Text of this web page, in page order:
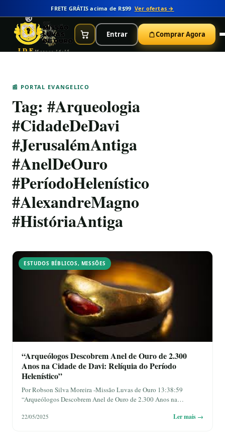
FRETE GRÁTIS acima de R$99 Ver ofertas →
IDEMarcos 16:15
Entrar Comprar Agora
📰 PORTAL EVANGELICO
Tag: #Arqueologia
#CidadeDeDavi
#JerusalémAntiga
#AnelDeOuro
#PeríodoHelenístico
#AlexandreMagno
#HistóriaAntiga
ESTUDOS BÍBLICOS, MISSÕES
“Arqueólogos Descobrem Anel de Ouro de 2.300
Anos na Cidade de Davi: Relíquia do Período
Helenístico”
Por Robson Silva Moreira -Missão Luvas de Ouro 13:38:59
“Arqueólogos Descobrem Anel de Ouro de 2.300 Anos na…
22/05/2025 Ler mais →